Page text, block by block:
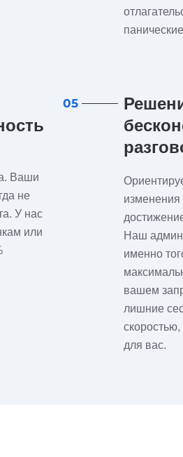
Ваши
не
У нас
или
05
Наш
именно
вашем
лишние
для вас.